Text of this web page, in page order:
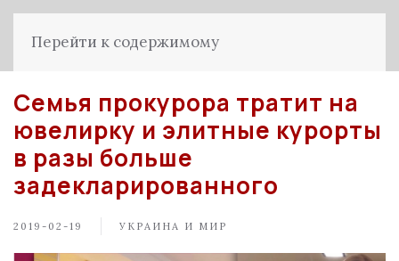
Перейти к содержимому
Семья прокурора тратит на
ювелирку и элитные курорты
в разы больше
задекларированного
2019-02-19 УКРАИНА И МИР